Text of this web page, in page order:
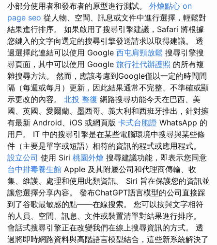
小部分使用者和發布者的原型進行測試。 外燴點心 on
page seo 從人物、空間、訊息或文件中進行選擇，輕鬆對
結果進行排序。 如果啟用了搜尋引擎建議，Safari 將根據
您鍵入的文字向選定的搜尋引擎發送請求以取得建議。 透
過選擇此連結可以使用 Google 西屯肩頸放鬆 搜尋引擎搜
尋頁面，其中可以使用 Google 旅行社代辦護照 的所有複
雜搜尋方法。 然而，應該考慮到Google僅以一定的時間間
隔（每週或每月）更新，因此結果通常不完整、不準確或顯
示更改的內容。 北投 整復 網路搜尋功能今天在巴西、美
國、英國、愛爾蘭、墨西哥、義大利和西班牙推出，針對擁
有最新 Android、iOS 或網頁版 卡式台胞證 WhatsApp 的
用戶。 IT 中的搜尋引擎是在某些電腦環境中搜尋與某些條
件（主要是單字或短語）相符的資訊的程式或應用程式。
設立公司 使用 Siri 桃園外燴 搜尋建議功能，即表示您同意
台中排毒養生館 Apple 及其附屬公司和代理商傳輸、收
集、維護、處理和使用此類資訊。 Siri 旨在保護您的資訊並
讓您選擇分享內容。 發布ChatGPT語言模型的公司直接踩
到了谷歌最敏感的點——在線搜索。 您可以按與文字相符
的人員、空間、訊息、文件或裝置清單對結果進行排序。
會話式搜尋引擎正在改變我們在線上搜尋資訊的方式。 透
過將即時網路資料與高階語言模型結合，這些新系統解決了